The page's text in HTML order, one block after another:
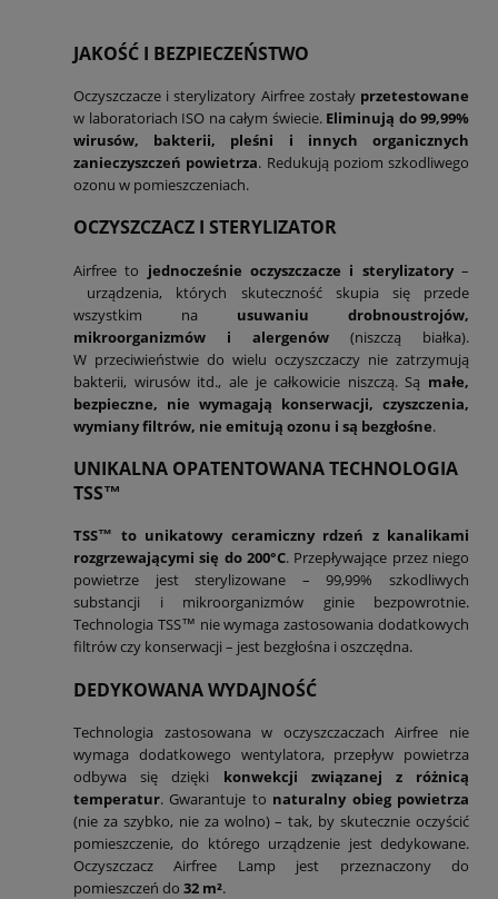
JAKOŚĆ I BEZPIECZEŃSTWO
Oczyszczacze i sterylizatory Airfree zostały przetestowane
w laboratoriach ISO na całym świecie. Eliminują do 99,99%
wirusów, bakterii, pleśni i innych organicznych
zanieczyszczeń powietrza. Redukują poziom szkodliwego
ozonu w pomieszczeniach.
OCZYSZCZACZ I STERYLIZATOR
Airfree to jednocześnie oczyszczacze i sterylizatory–
urządzenia, których skuteczność skupia się przede
wszystkim na usuwaniu drobnoustrojów,
mikroorganizmów i alergenów (niszczą białka).
W przeciwieństwie do wielu oczyszczaczy nie zatrzymują
bakterii, wirusów itd., ale je całkowicie niszczą. Są małe,
bezpieczne, nie wymagają konserwacji, czyszczenia,
wymiany filtrów, nie emitują ozonu i są bezgłośne.
UNIKALNA OPATENTOWANA TECHNOLOGIA
TSS™
TSS™ to unikatowy ceramiczny rdzeń z kanalikami
rozgrzewającymi się do 200°C. Przepływające przez niego
powietrze jest sterylizowane – 99,99% szkodliwych
substancji i mikroorganizmów ginie bezpowrotnie.
Technologia TSS™ nie wymaga zastosowania dodatkowych
filtrów czy konserwacji – jest bezgłośna i oszczędna.
DEDYKOWANA WYDAJNOŚĆ
Technologia zastosowana w oczyszczaczach Airfree nie
wymaga dodatkowego wentylatora, przepływ powietrza
odbywa się dzięki konwekcji związanej z różnicą
temperatur. Gwarantuje to naturalny obieg powietrza
(nie za szybko, nie za wolno) – tak, by skutecznie oczyścić
pomieszczenie, do którego urządzenie jest dedykowane.
Oczyszczacz Airfree Lamp jest przeznaczony do
pomieszczeń do 32 m².